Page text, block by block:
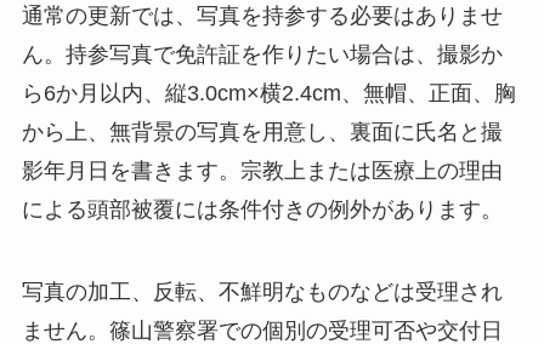
通常の更新では、写真を持参する必要はありませ
ん。持参写真で免許証を作りたい場合は、撮影か
ら6か月以内、縦3.0cm×横2.4cm、無帽、正面、胸
から上、無背景の写真を用意し、裏面に氏名と撮
影年月日を書きます。宗教上または医療上の理由
による頭部被覆には条件付きの例外があります。
写真の加工、反転、不鮮明なものなどは受理され
ません。篠山警察署での個別の受理可否や交付日